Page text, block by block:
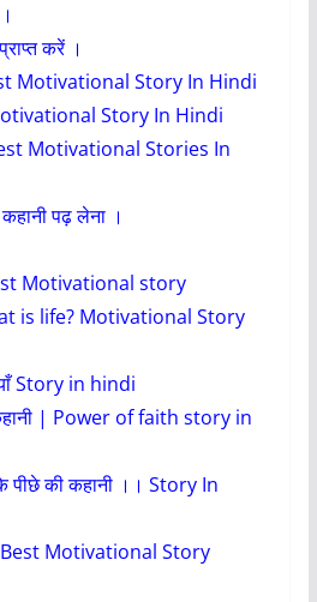
करें ।
Motivational Story In Hindi
Story In Hindi
Motivational Stories In
पढ़ लेना ।
Motivational story
is life? Motivational Story
Story in hindi
| Power of faith story in
की कहानी ।। Story In
Best Motivational Story